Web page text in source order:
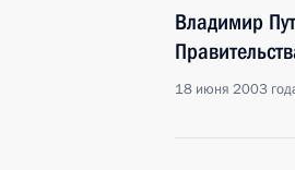
Владимир
18 июня 2003